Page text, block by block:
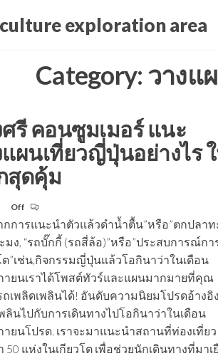
exploration area
Category: วางแ
ศรี คอนซูมเมอร์ แนะ
แผนเที่ยวญี่ปุ่นอย่างไร
สุดคุ้ม
Off
กการแนะนำตัวแล้วดำน้ำตื้น”หรือ”ตกปลาท
มง, “รถบั๊กกี้ (รถสี่ล้อ)”หรือ”ประสบการณ์ก
”เช่น,กิจกรรมญี่ปุ่นแล้วโอกินาว่าในเดือน
ายนเราได้โพสต์ทัวร์และแผนมากมายที่คุณ
ถเพลิดเพลินได้! อันดับความนิยมโปรดอ้างอิ
ลินไปกับการเดินทางไปโอกินาว่าในเดือน
ยนโปรด. เราจะมาแนะนำสถานที่ท่องเที่ยว
50 แห่งในเกียวโต เพื่อช่วยนักเดินทางที่มาเ